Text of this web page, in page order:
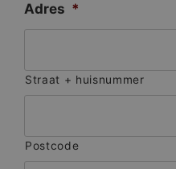
Adres *
Straat + huisnummer
Postcode